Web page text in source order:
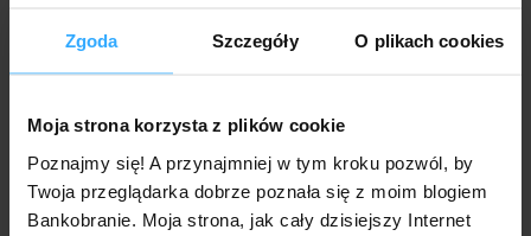
Zgoda Szczegóły O plikach cookies
Moja strona korzysta z plików cookie
Poznajmy się! A przynajmniej w tym kroku pozwól, by
Twoja przeglądarka dobrze poznała się z moim blogiem
Bankobranie. Moja strona, jak cały dzisiejszy Internet
2000 zł - tak informują na infolinii
Odpowiedz